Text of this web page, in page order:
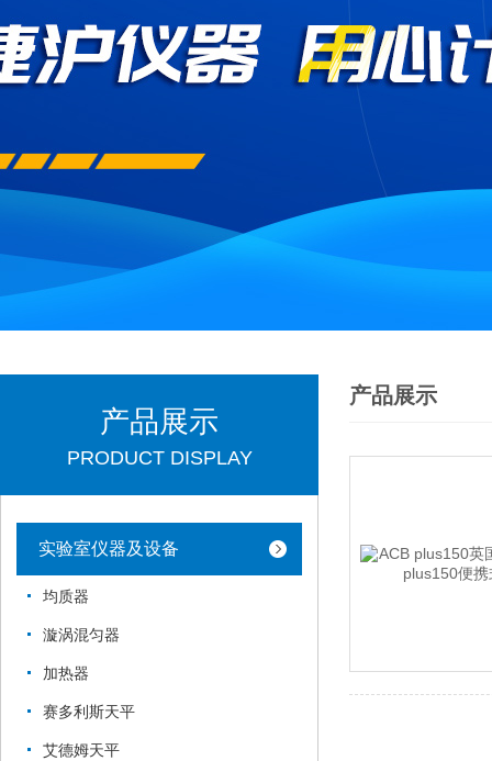
产品展示
PRODUCT DISPLAY
实验室仪器及设备
均质器
漩涡混匀器
加热器
赛多利斯天平
艾德姆天平
产品展示